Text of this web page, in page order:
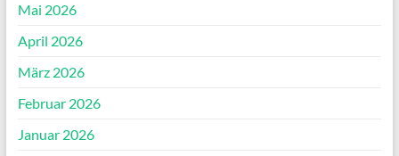
Mai 2026
April 2026
März 2026
Februar 2026
Januar 2026